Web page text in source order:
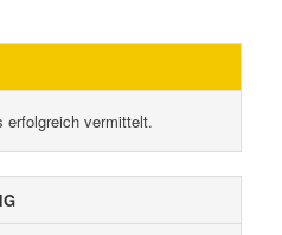
erfolgreich vermittelt.